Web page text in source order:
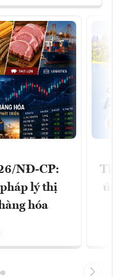
NĐ-CP:
lý thị
hóa